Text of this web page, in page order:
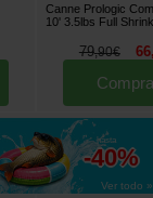
Canne Prologic
10' 3.5lbs Full Shrink
79,90€ 66
hasta
-40%
Ver todo »